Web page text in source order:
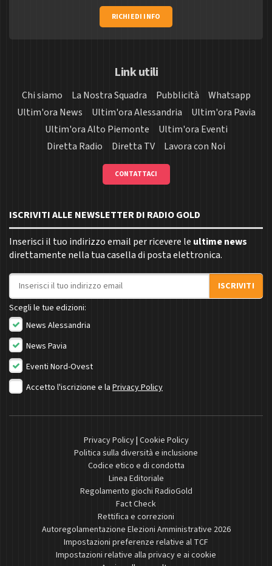
RICHIEDI INFO
Link utili
Chi siamo La Nostra Squadra Pubblicità
Whatsapp
Ultim'ora News
Ultim'ora Alessandria
Ultim'ora Pavia
Ultim'ora Alto Piemonte
Ultim'ora Eventi
Diretta Radio
Diretta TV Lavora con Noi
CONTATTACI
ISCRIVITI ALLE NEWSLETTER DI RADIO GOLD
Inserisci il tuo indirizzo email per ricevere le ultime news
direttamente nella tua casella di posta elettronica.
Indirizzo email
ISCRIVITI
Scegli le tue edizioni:
News Alessandria
News Pavia
Eventi Nord-Ovest
Accetto l'iscrizione e la Privacy Policy
Privacy Policy| Cookie Policy
Politica sulla diversità e inclusione
Codice etico e di condotta
Linea Editoriale
Regolamento giochi RadioGold
Fact Check
Rettifica e correzioni
Autoregolamentazione Elezioni Amministrative 2026
Impostazioni preferenze relative al TCF
Impostazioni relative alla privacy e ai cookie